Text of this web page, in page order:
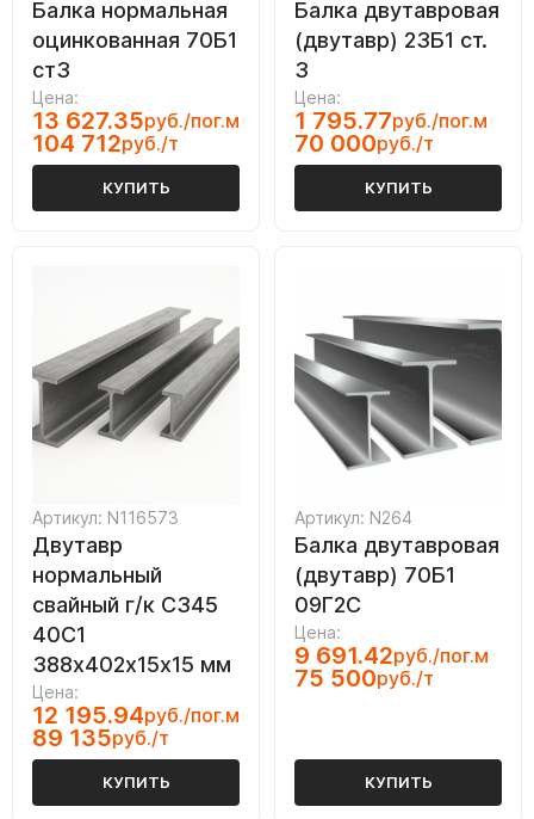
Балка нормальная
оцинкованная 70Б1
ст3
Цена:
13 627.35руб./пог.м
104 712руб./т
КУПИТЬ
Балка двутавровая
(двутавр) 23Б1 ст.
3
Цена:
1 795.77руб./пог.м
70 000руб./т
КУПИТЬ
Артикул: N116573
Двутавр
нормальный
свайный г/к С345
40С1
388х402х15х15 мм
Цена:
12 195.94руб./пог.м
89 135руб./т
КУПИТЬ
Артикул: N264
Балка двутавровая
(двутавр) 70Б1
09Г2С
Цена:
9 691.42руб./пог.м
75 500руб./т
КУПИТЬ